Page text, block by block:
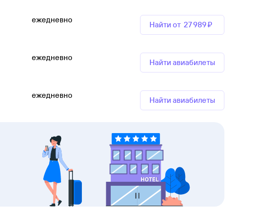
ежедневно
Найти от 27 ⁠989 ⁠₽
ежедневно
Найти авиабилеты
ежедневно
Найти авиабилеты